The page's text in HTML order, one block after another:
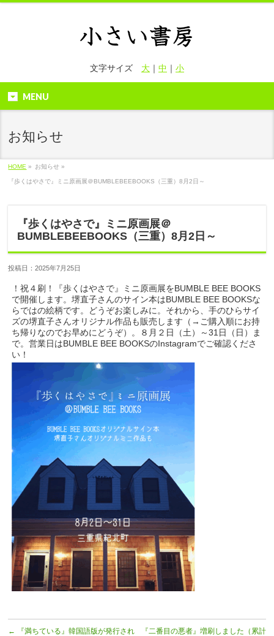
文字サイズ 大｜ 中 ｜ 小
MENU
お知らせ
HOME » お知らせ »
『歩くはやさで』ミニ原画展＠BUMBLEBEEBOOKS（三重）8月2日～
『歩くはやさで』ミニ原画展＠
BUMBLEBEEBOOKS（三重）8月2日～
投稿日：2025年7月25日
！祝４刷！『歩くはやさで』ミニ原画展をBUMBLE BEE BOOKS
で開催します。堺直子さんのサイン本はBUMBLE BEE BOOKSな
らではの絵柄です。どうぞお楽しみに。それから、手のひらサイ
ズの堺直子さんオリジナル作品も販売します（→ご購入順にお持
ち帰りなのでお早めにどうぞ）。８月２日（土）～31日（日）ま
で。営業日はBUMBLE BEE BOOKSのInstagramでご確認くださ
い！
←
『満ちている』韓国語版が発行され
『二番目の悪者』増刷しました（累計